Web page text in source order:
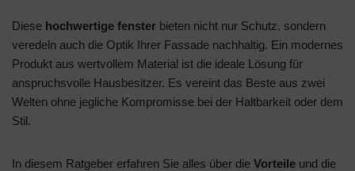
Diese hochwertige fenster bieten nicht nur Schutz, sondern
veredeln auch die Optik Ihrer Fassade nachhaltig. Ein modernes
Produkt aus wertvollem Material ist die ideale Lösung für
anspruchsvolle Hausbesitzer. Es vereint das Beste aus zwei
Welten ohne jegliche Kompromisse bei der Haltbarkeit oder dem
Stil.
In diesem Ratgeber erfahren Sie alles über die Vorteile und die